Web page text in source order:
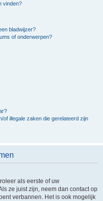
vinden?
bladwijzer?
of onderwerpen?
of illegale zaken die gerelateerd zijn
als eerste of uw
ze juist zijn, neem dan contact op
verbannen. Het is ook mogelijk